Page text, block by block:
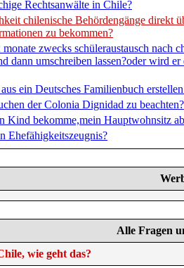
Rechtsanwälte in Chile?
chilenische Behördengänge direkt
zu bekommen?
zwecks schüleraustausch nach
dann umschreiben lassen?oder wird
ein Deutsches Familienbuch erstellen
der Colonia Dignidad zu beachten?
Kind bekomme,mein Hauptwohnsitz
Ehefähigkeitszeugnis?
Alle Fragen
wie geht das?